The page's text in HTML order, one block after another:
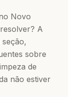
Novo
A
sobre
de
não estiver